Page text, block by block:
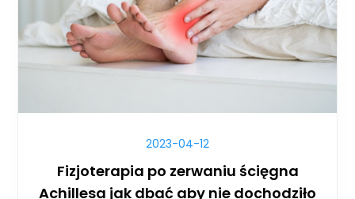
2023-04-12
Fizjoterapia po zerwaniu ścięgna
Achillesa jak dbać aby nie dochodziło